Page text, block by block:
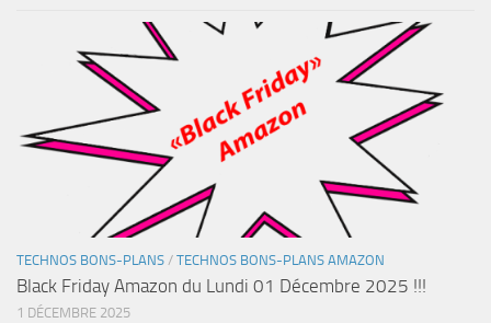
TECHNOS BONS-PLANS / TECHNOS BONS-PLANS AMAZON
Black Friday Amazon du Lundi 01 Décembre 2025 !!!
1 DÉCEMBRE 2025